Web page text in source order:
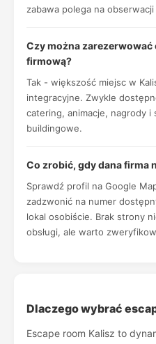
zabawa polega na
Czy można zarezerwować
firmową?
Tak - większość miejsc w
integracyjne. Zwykle
catering, animacje, nagrody i
buildingowe.
Co zrobić, gdy dana firma
Sprawdź profil na Google
zadzwonić na numer
lokal osobiście. Brak strony
obsługi, ale warto
Dlaczego wybrać
Escape room Kalisz to